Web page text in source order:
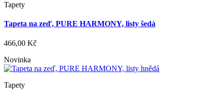
Tapety
Tapeta na zeď, PURE HARMONY, listy šedá
466,00 Kč
Novinka
Tapety